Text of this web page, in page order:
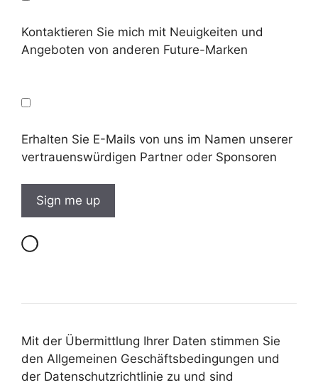
Kontaktieren Sie mich mit Neuigkeiten und
Angeboten von anderen Future-Marken
Erhalten Sie E-Mails von uns im Namen unserer
vertrauenswürdigen Partner oder Sponsoren
Mit der Übermittlung Ihrer Daten stimmen Sie
den Allgemeinen Geschäftsbedingungen und
der Datenschutzrichtlinie zu und sind